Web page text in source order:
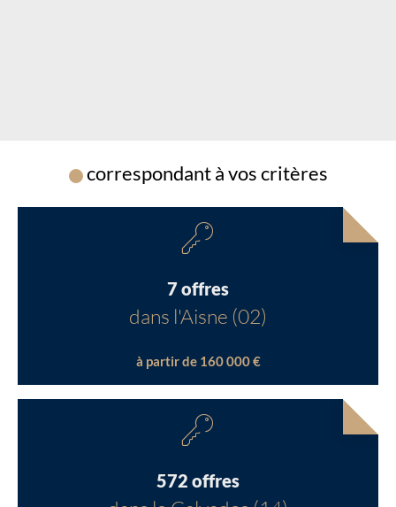
Chargement...
correspondant à vos critères
7 offres
dans l'Aisne (02)
à partir de 160 000 €
572 offres